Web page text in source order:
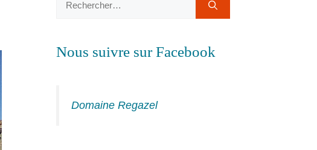
Nous suivre sur Facebook
Domaine Regazel